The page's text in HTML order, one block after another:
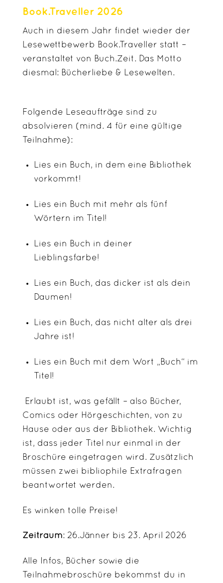
Book.Traveller 2026
Auch in diesem Jahr findet wieder der
Lesewettbewerb Book.Traveller statt –
veranstaltet von Buch.Zeit. Das Motto
diesmal: Bücherliebe & Lesewelten.
Folgende Leseaufträge sind zu
absolvieren (mind. 4 für eine gültige
Teilnahme):
Lies ein Buch, in dem eine Bibliothek
vorkommt!
Lies ein Buch mit mehr als fünf
Wörtern im Titel!
Lies ein Buch in deiner
Lieblingsfarbe!
Lies ein Buch, das dicker ist als dein
Daumen!
Lies ein Buch, das nicht alter als drei
Jahre ist!
Lies ein Buch mit dem Wort „Buch“ im
Titel!
Erlaubt ist, was gefällt – also Bücher,
Comics oder Hörgeschichten, von zu
Hause oder aus der Bibliothek. Wichtig
ist, dass jeder Titel nur einmal in der
Broschüre eingetragen wird. Zusätzlich
müssen zwei bibliophile Extrafragen
beantwortet werden.
Es winken tolle Preise!
Zeitraum: 26.Jänner bis 23. April 2026
Alle Infos, Bücher sowie die
Teilnahmebroschüre bekommst du in